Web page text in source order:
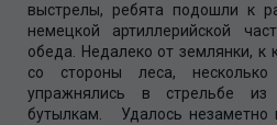
выстрелы, ребята подошли к
немецкой артиллерийской
обеда. Недалеко от землянки, к
со стороны леса,
упражнялись в стрельбе из
бутылкам. Удалось незаметно